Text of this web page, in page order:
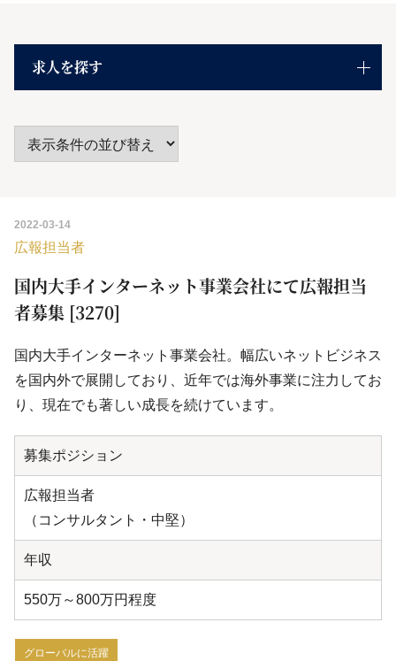
2022-03-14
広報担当者
国内大手インターネット事業会社にて広報担当
者募集 [3270]
国内大手インターネット事業会社。幅広いネットビジネス
を国内外で展開しており、近年では海外事業に注力してお
り、現在でも著しい成長を続けています。
募集ポジション
広報担当者
（コンサルタント・中堅）
年収
550万～800万円程度
グローバルに活躍
求人を探す